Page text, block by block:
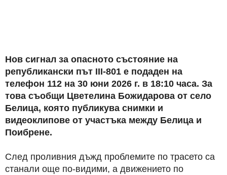
Нов сигнал за опасното състояние на
републикански път III-801 е подаден на
телефон 112 на 30 юни 2026 г. в 18:10 часа. За
това съобщи Цветелина Божидарова от село
Белица, която публикува снимки и
видеоклипове от участъка между Белица и
Поибрене.
След проливния дъжд проблемите по трасето са
станали още по-видими, а движението по